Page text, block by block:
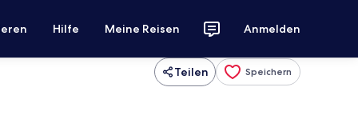
Hilfe Meine Reisen Anmelden
Teilen Speichern